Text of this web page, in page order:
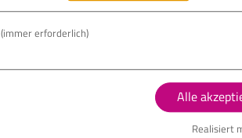
(immer erforderlich)
Alle
Realisiert